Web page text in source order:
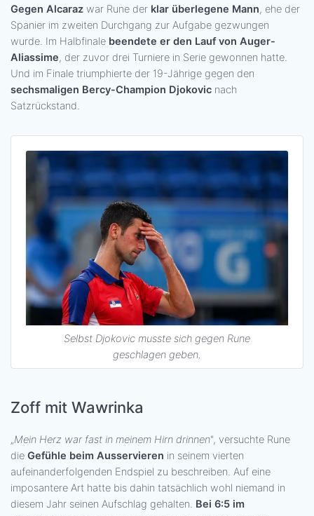
Gegen Alcaraz war Rune der klar überlegene Mann, ehe der
Spanier im zweiten Durchgang zur Aufgabe gezwungen
wurde. Im Halbfinale beendete er den Lauf von Auger-
Aliassime, der zuvor drei Turniere in Serie gewonnen hatte.
Und im Finale triumphierte der 19-Jährige gegen den
sechsmaligen Bercy-Champion Djokovic nach
Satzrückstand.
Selbst Djokovic musste sich gegen Rune
geschlagen geben.
Zoff mit Wawrinka
„Mein Herz war fast in meinem Hirn drinnen", versuchte Rune
die Gefühle beim Ausservieren in seinem vierten
aufeinanderfolgenden Endspiel zu beschreiben. Auf eine
imposantere Art hatte bis dahin tatsächlich wohl niemand in
diesem Jahr seinen Aufschlag gehalten. Bei 6:5 im